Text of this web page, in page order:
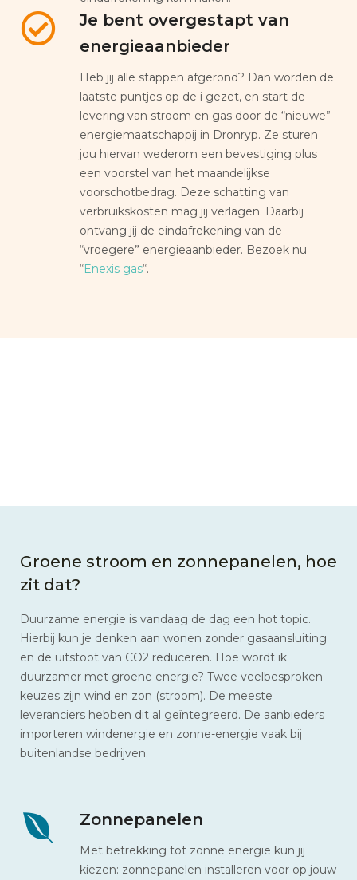
Je bent overgestapt van
energieaanbieder
Heb jij alle stappen afgerond? Dan worden de
laatste puntjes op de i gezet, en start de
levering van stroom en gas door de “nieuwe”
energiemaatschappij in Dronryp. Ze sturen
jou hiervan wederom een bevestiging plus
een voorstel van het maandelijkse
voorschotbedrag. Deze schatting van
verbruikskosten mag jij verlagen. Daarbij
ontvang jij de eindafrekening van de
“vroegere” energieaanbieder. Bezoek nu
“Enexis gas“.
Groene stroom en zonnepanelen, hoe
zit dat?
Duurzame energie is vandaag de dag een hot topic.
Hierbij kun je denken aan wonen zonder gasaansluiting
en de uitstoot van CO2 reduceren. Hoe wordt ik
duurzamer met groene energie? Twee veelbesproken
keuzes zijn wind en zon (stroom). De meeste
leveranciers hebben dit al geïntegreerd. De aanbieders
importeren windenergie en zonne-energie vaak bij
buitenlandse bedrijven.
Zonnepanelen
Met betrekking tot zonne energie kun jij
kiezen: zonnepanelen installeren voor op jouw